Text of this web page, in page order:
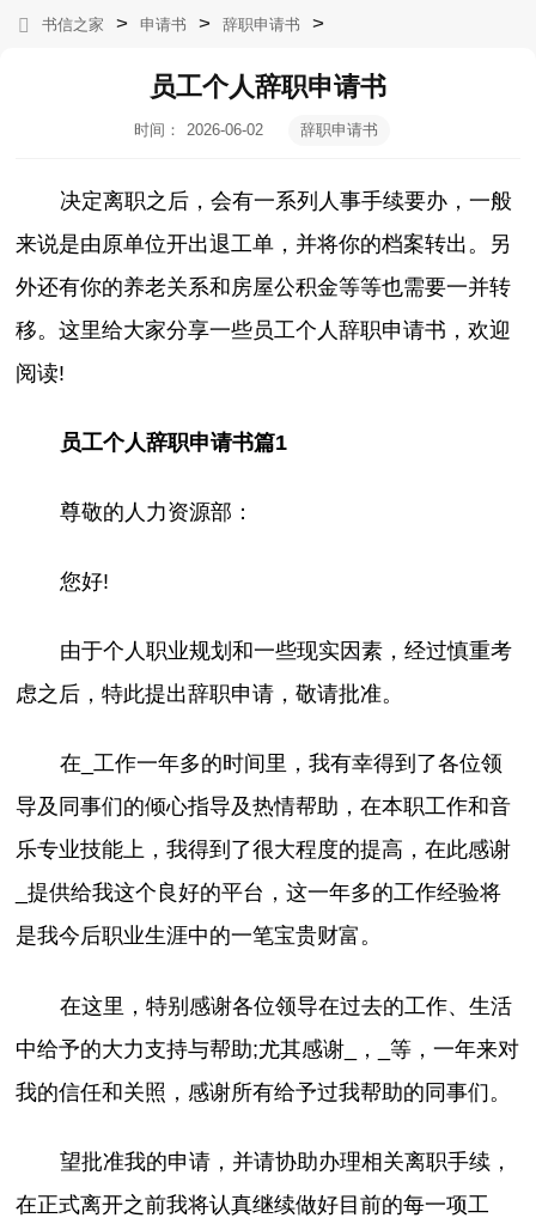
书信之家 > 申请书 > 辞职申请书 >
员工个人辞职申请书
时间：
2026-06-02
辞职申请书
决定离职之后，会有一系列人事手续要办，一般
来说是由原单位开出退工单，并将你的档案转出。另
外还有你的养老关系和房屋公积金等等也需要一并转
移。这里给大家分享一些员工个人辞职申请书，欢迎
阅读!
员工个人辞职申请书篇1
尊敬的人力资源部：
您好!
由于个人职业规划和一些现实因素，经过慎重考
虑之后，特此提出辞职申请，敬请批准。
在_工作一年多的时间里，我有幸得到了各位领
导及同事们的倾心指导及热情帮助，在本职工作和音
乐专业技能上，我得到了很大程度的提高，在此感谢
_提供给我这个良好的平台，这一年多的工作经验将
是我今后职业生涯中的一笔宝贵财富。
在这里，特别感谢各位领导在过去的工作、生活
中给予的大力支持与帮助;尤其感谢_，_等，一年来对
我的信任和关照，感谢所有给予过我帮助的同事们。
望批准我的申请，并请协助办理相关离职手续，
在正式离开之前我将认真继续做好目前的每一项工